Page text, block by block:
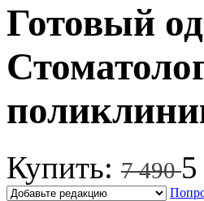
Готовый
Купить: 7 490